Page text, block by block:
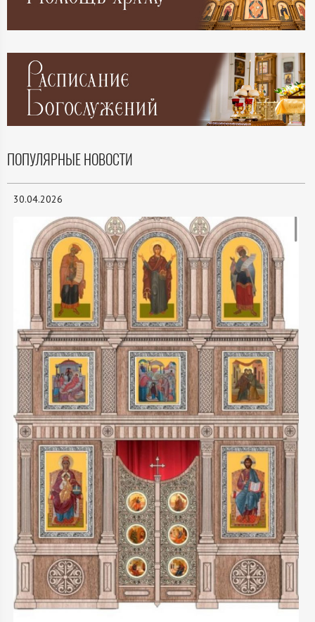
ПОПУЛЯРНЫЕ НОВОСТИ
30.04.2026